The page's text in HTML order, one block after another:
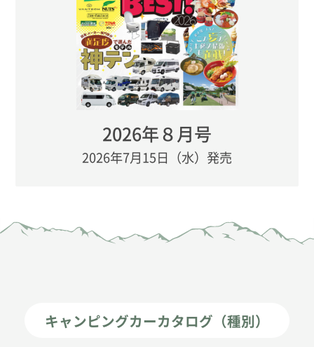
2026年８月号
2026年7月15日（水）発売
キャンピングカーカタログ（種別）